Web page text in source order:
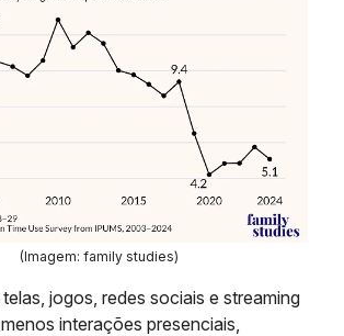
(Imagem: family studies)
jogos, redes sociais e streaming
interações presenciais,